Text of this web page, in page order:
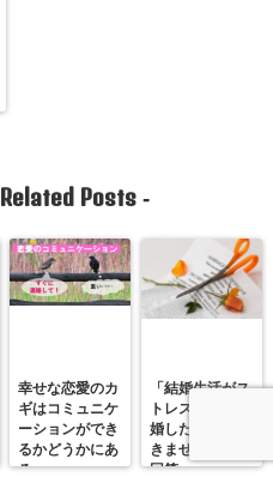
Related Posts-
幸せな恋愛のカ
ギはコミュニケ
ーションができ
るかどうかにあ
る
「結婚生活がス
トレスです。離
婚したいけどで
きません」への
回答